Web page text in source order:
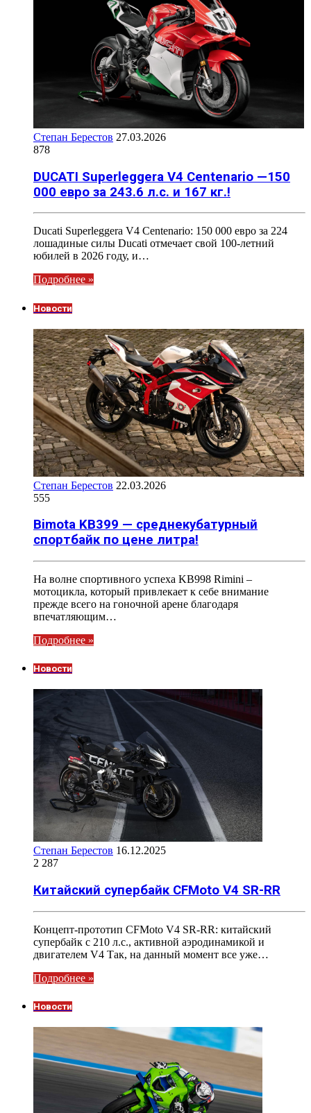
Степан Берестов 27.03.2026
878
DUCATI Superleggera V4 Centenario —150
000 евро за 243.6 л.с. и 167 кг.!
Ducati Superleggera V4 Centenario: 150 000 евро за 224
лошадиные силы Ducati отмечает свой 100-летний
юбилей в 2026 году, и…
Подробнее »
Новости
Степан Берестов 22.03.2026
555
Bimota KB399 — среднекубатурный
спортбайк по цене литра!
На волне спортивного успеха KB998 Rimini –
мотоцикла, который привлекает к себе внимание
прежде всего на гоночной арене благодаря
впечатляющим…
Подробнее »
Новости
Степан Берестов 16.12.2025
2 287
Китайский супербайк CFMoto V4 SR-RR
Концепт-прототип CFMoto V4 SR-RR: китайский
супербайк с 210 л.с., активной аэродинамикой и
двигателем V4 Так, на данный момент все уже…
Подробнее »
Новости